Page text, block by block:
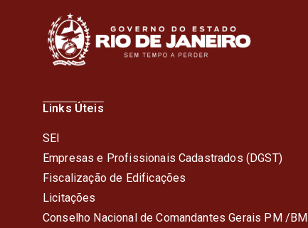
Links Úteis
SEI
Empresas e Profissionais Cadastrados (DGST)
Fiscalização de Edificações
Licitações
Conselho Nacional de Comandantes Gerais PM /BM